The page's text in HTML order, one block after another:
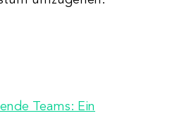
Teams: Ein